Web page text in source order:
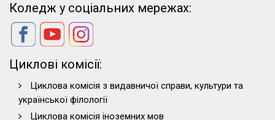
Коледж у соціальних мережах:
Циклові комісії:
Циклова комісія з видавничої справи, культури та
української філології
Циклова комісія іноземних мов